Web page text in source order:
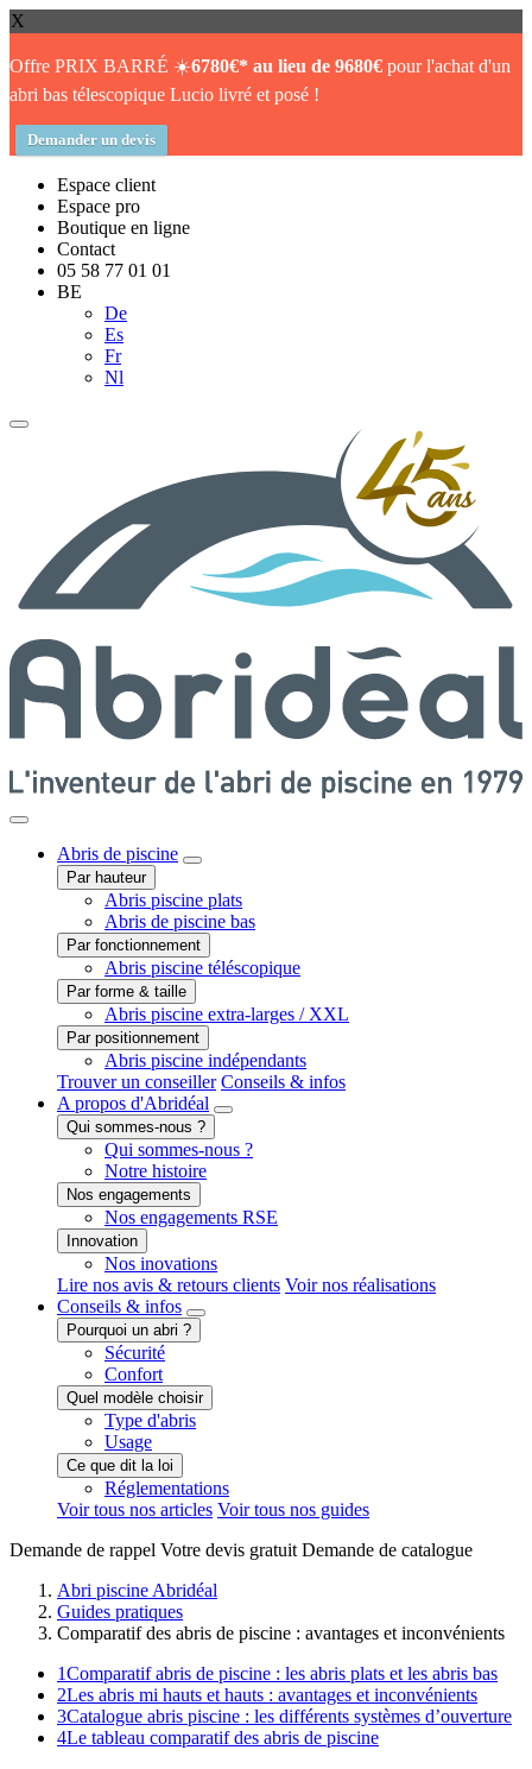
X
Offre PRIX BARRÉ ☀️6780€* au lieu de 9680€ pour l'achat d'un
abri bas télescopique Lucio livré et posé !
Demander un devis
Espace client
Espace pro
Boutique en ligne
Contact
05 58 77 01 01
BE
De
Es
Fr
Nl
Abris de piscine
Par hauteur
Abris piscine plats
Abris de piscine bas
Par fonctionnement
Abris piscine téléscopique
Par forme & taille
Abris piscine extra-larges / XXL
Par positionnement
Abris piscine indépendants
Trouver un conseiller Conseils & infos
A propos d'Abridéal
Qui sommes-nous ?
Qui sommes-nous ?
Notre histoire
Nos engagements
Nos engagements RSE
Innovation
Nos inovations
Lire nos avis & retours clients Voir nos réalisations
Conseils & infos
Pourquoi un abri ?
Sécurité
Confort
Quel modèle choisir
Type d'abris
Usage
Ce que dit la loi
Réglementations
Voir tous nos articles Voir tous nos guides
Demande de rappel Votre devis gratuit Demande de catalogue
Abri piscine Abridéal
Guides pratiques
Comparatif des abris de piscine : avantages et inconvénients
1Comparatif abris de piscine : les abris plats et les abris bas
2Les abris mi hauts et hauts : avantages et inconvénients
3Catalogue abris piscine : les différents systèmes d’ouverture
4Le tableau comparatif des abris de piscine